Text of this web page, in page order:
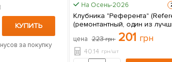
КУПИТЬ
за покупку
На Осень-2026
Клубника "Референта"
(ремонтантный, один из
сортов) 5 шт в упаковке
цена 223грн 201 грн
40.14 грн/шт